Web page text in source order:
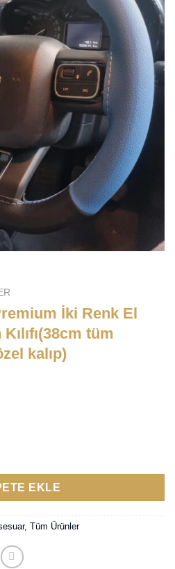
İki Renk El
tüm
kalıp)
Renk El Dikimi Direksiyon
EKLE
, Tüm Ürünler